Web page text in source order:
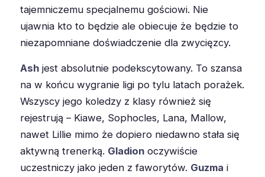
tajemniczemu specjalnemu gościowi. Nie
ujawnia kto to będzie ale obiecuje że będzie to
niezapomniane doświadczenie dla zwycięzcy.
Ash jest absolutnie podekscytowany. To szansa
na w końcu wygranie ligi po tylu latach porażek.
Wszyscy jego koledzy z klasy również się
rejestrują – Kiawe, Sophocles, Lana, Mallow,
nawet Lillie mimo że dopiero niedawno stała się
aktywną trenerką. Gladion oczywiście
uczestniczy jako jeden z faworytów. Guzma i